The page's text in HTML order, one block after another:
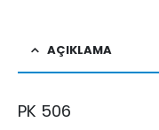
AÇIKLAMA
PK 506